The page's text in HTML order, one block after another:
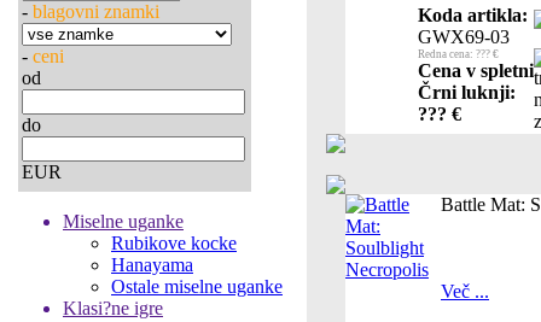
- blagovni znamki
- ceni
od
do
EUR
Miselne uganke
Rubikove kocke
Hanayama
Ostale miselne uganke
Klasi?ne igre
Koda artikla:
GWX69-03
Redna cena: ??? €
Cena v spletni
Črni luknji:
??? €
Battle Mat:
Več ...